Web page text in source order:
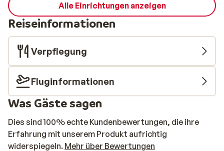
Alle Einrichtungen anzeigen
Reiseinformationen
Verpflegung
Fluginformationen
Was Gäste sagen
Dies sind 100% echte Kundenbewertungen, die ihre
Erfahrung mit unserem Produkt aufrichtig
widerspiegeln. Mehr über Bewertungen